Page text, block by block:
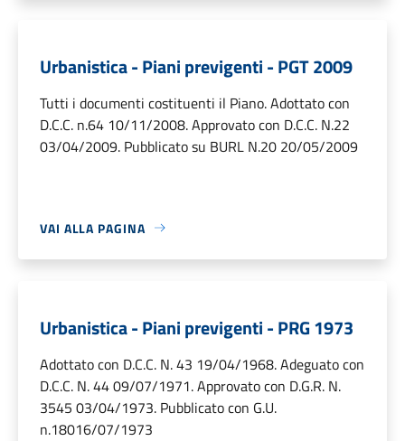
Urbanistica - Piani previgenti - PGT 2009
Tutti i documenti costituenti il Piano. Adottato con
D.C.C. n.64 10/11/2008. Approvato con D.C.C. N.22
03/04/2009. Pubblicato su BURL N.20 20/05/2009
VAI ALLA PAGINA
Urbanistica - Piani previgenti - PRG 1973
Adottato con D.C.C. N. 43 19/04/1968. Adeguato con
D.C.C. N. 44 09/07/1971. Approvato con D.G.R. N.
3545 03/04/1973. Pubblicato con G.U.
n.18016/07/1973